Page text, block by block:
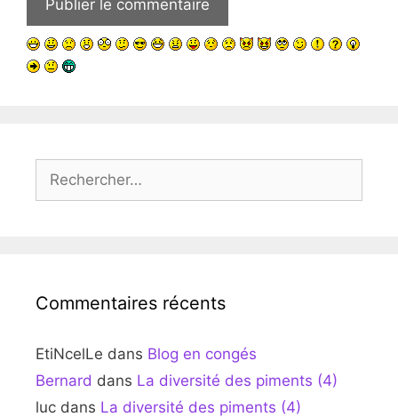
Rechercher :
Commentaires récents
EtiNcelLe dans Blog en congés
Bernard dans La diversité des piments (4)
luc dans La diversité des piments (4)